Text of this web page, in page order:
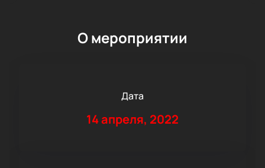
О мероприятии
Дата
14 апреля, 2022